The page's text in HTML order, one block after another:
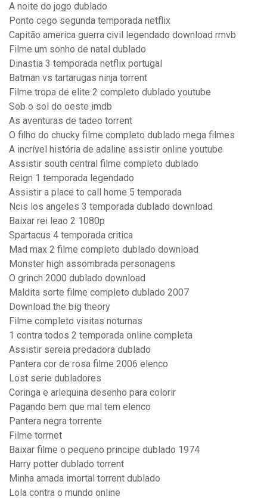
A noite do jogo dublado
Ponto cego segunda temporada netflix
Capitão america guerra civil legendado download rmvb
Filme um sonho de natal dublado
Dinastia 3 temporada netflix portugal
Batman vs tartarugas ninja torrent
Filme tropa de elite 2 completo dublado youtube
Sob o sol do oeste imdb
As aventuras de tadeo torrent
O filho do chucky filme completo dublado mega filmes
A incrível história de adaline assistir online youtube
Assistir south central filme completo dublado
Reign 1 temporada legendado
Assistir a place to call home 5 temporada
Ncis los angeles 3 temporada dublado download
Baixar rei leao 2 1080p
Spartacus 4 temporada critica
Mad max 2 filme completo dublado download
Monster high assombrada personagens
O grinch 2000 dublado download
Maldita sorte filme completo dublado 2007
Download the big theory
Filme completo visitas noturnas
1 contra todos 2 temporada online completa
Assistir sereia predadora dublado
Pantera cor de rosa filme 2006 elenco
Lost serie dubladores
Coringa e arlequina desenho para colorir
Pagando bem que mal tem elenco
Pantera negra torrente
Filme torrnet
Baixar filme o pequeno principe dublado 1974
Harry potter dublado torrent
Minha amada imortal torrent dublado
Lola contra o mundo online